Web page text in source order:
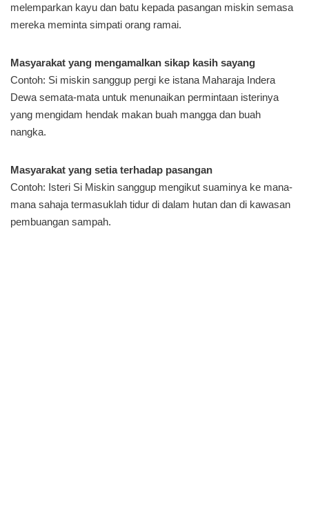
melemparkan kayu dan batu kepada pasangan miskin semasa
mereka meminta simpati orang ramai.
Masyarakat yang mengamalkan sikap kasih sayang
Contoh: Si miskin sanggup pergi ke istana Maharaja Indera
Dewa semata-mata untuk menunaikan permintaan isterinya
yang mengidam hendak makan buah mangga dan buah
nangka.
Masyarakat yang setia terhadap pasangan
Contoh: Isteri Si Miskin sanggup mengikut suaminya ke mana-
mana sahaja termasuklah tidur di dalam hutan dan di kawasan
pembuangan sampah.